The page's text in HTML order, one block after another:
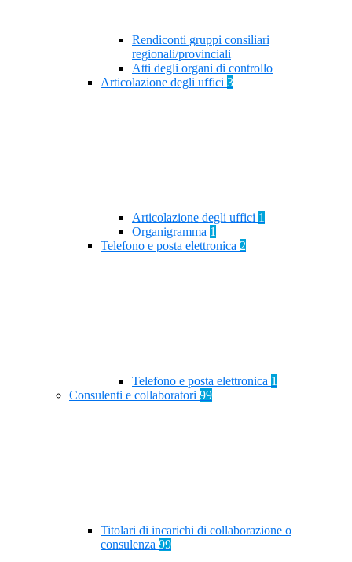
Rendiconti gruppi consiliari
regionali/provinciali
Atti degli organi di controllo
Articolazione degli uffici 3
Articolazione degli uffici 1
Organigramma 1
Telefono e posta elettronica 2
Telefono e posta elettronica 1
Consulenti e collaboratori 99
Titolari di incarichi di collaborazione o
consulenza 99